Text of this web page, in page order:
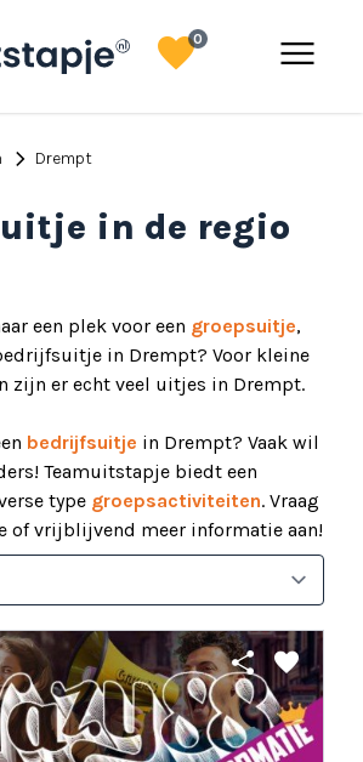
menu
favorite0
chevron_right Drempt
in de regio
een plek voor een groepsuitje,
in Drempt? Voor kleine
zijn er echt veel uitjes in Drempt.
bedrijfsuitje in Drempt? Vaak wil
Teamuitstapje biedt een
type groepsactiviteiten. Vraag
of vrijblijvend meer informatie aan!
share favorite